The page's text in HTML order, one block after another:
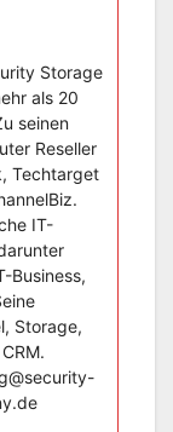
Storage
als 20
seinen
Reseller
Techtarget
IT-
Business,
Storage,